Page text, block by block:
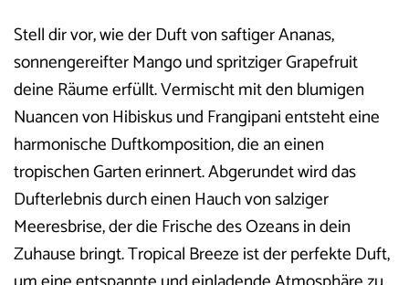
Stell dir vor, wie der Duft von saftiger Ananas,
sonnengereifter Mango und spritziger Grapefruit
deine Räume erfüllt. Vermischt mit den blumigen
Nuancen von Hibiskus und Frangipani entsteht eine
harmonische Duftkomposition, die an einen
tropischen Garten erinnert. Abgerundet wird das
Dufterlebnis durch einen Hauch von salziger
Meeresbrise, der die Frische des Ozeans in dein
Zuhause bringt. Tropical Breeze ist der perfekte Duft,